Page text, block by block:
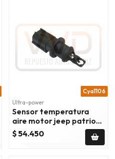
Cya1106
Ultra-power
Sensor temperatura
aire motor jeep patriot
2007/2017
$ 54.450